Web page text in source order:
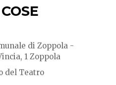
di Zoppola -
1 Zoppola
del Teatro